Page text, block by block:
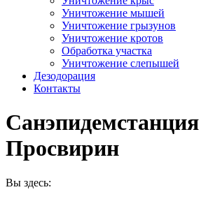
Уничтожение мышей
Уничтожение грызунов
Уничтожение кротов
Обработка участка
Уничтожение слепышей
Дезодорация
Контакты
Просвирин
Вы здесь: